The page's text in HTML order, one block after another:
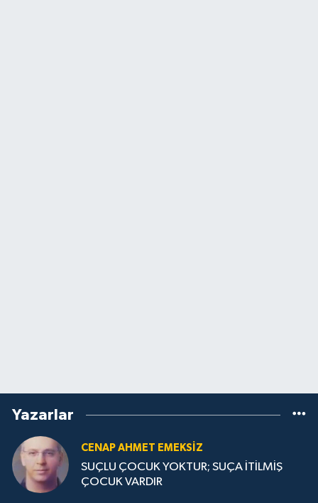
Yazarlar
CENAP AHMET EMEKSİZ
SUÇLU ÇOCUK YOKTUR; SUÇA İTİLMİŞ
ÇOCUK VARDIR